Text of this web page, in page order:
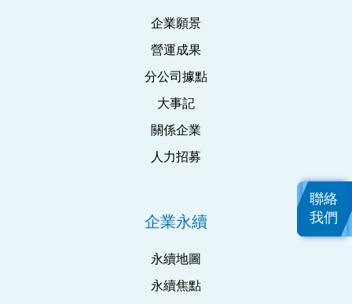
企業願景
營運成果
分公司據點
大事記
關係企業
人力招募
企業永續
永續地圖
永續焦點
聯絡
我們